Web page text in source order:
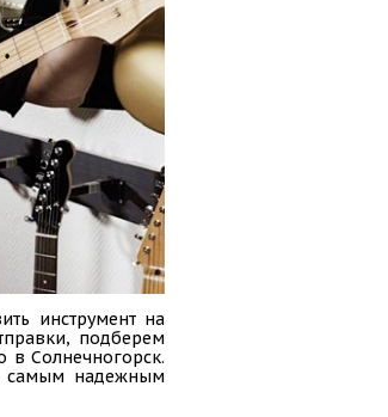
инструмент на
подберем
в Солнечногорск.
самым надежным